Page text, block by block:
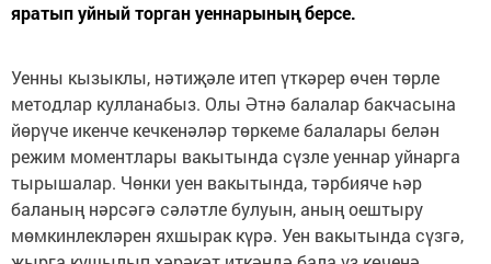
яратып уйный торган уеннарының​ берсе.
Уенны кызыклы, нәтиҗәле итеп үткәрер өчен төрле
методлар кулланабыз. Олы Әтнә балалар бакчасына
йөрүче икенче кечкенәләр төркеме балалары белән
режим моментлары вакытында сүзле уеннар уйнарга
тырышалар. Чөнки уен вакытында, тәрбияче һәр
баланың​ нәрсәгә​ сәләтле булуын, аның​ оештыру
мөмкинлекләрен яхшырак күрә. Уен вакытында сүзгә,